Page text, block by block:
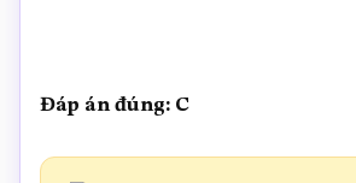
Đáp án đúng: C